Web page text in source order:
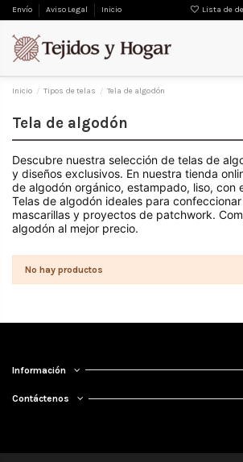
Envío Aviso Legal Inicio Lista de
Inicio Tipos de telas Tela de algodón
Tela de algodón
Descubre nuestra selección de telas de
y diseños exclusivos. En nuestra tienda
de algodón orgánico, estampado, liso, con
Telas de algodón ideales para
mascarillas y proyectos de patchwork.
algodón al mejor precio.
No hay productos
Información
Contáctenos